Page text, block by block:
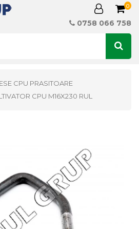
0
0758 066 758
CPU PRASITOARE
CPU M16X230 RUL